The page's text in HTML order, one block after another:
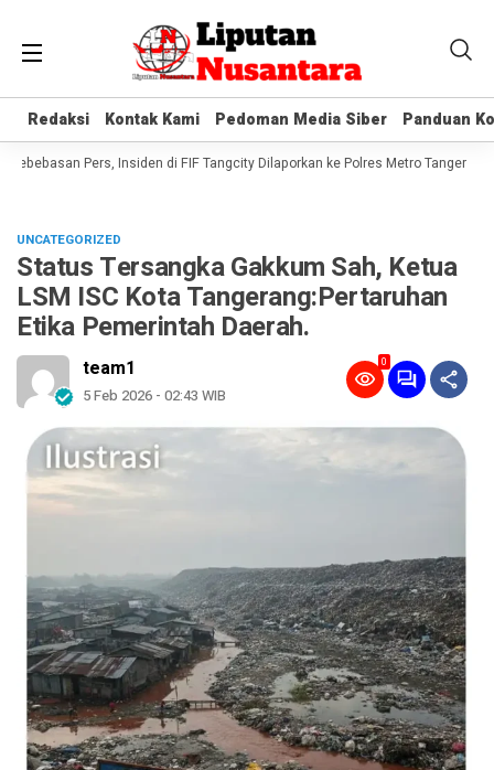
Redaksi Kontak Kami Pedoman Media Siber Panduan
Redaksi Kontak Kami Pedoman Media Siber Panduan
Pers, Insiden di FIF Tangcity Dilaporkan ke Polres Metro Tangerang
UNCATEGORIZED
Status Tersangka Gakkum Sah, Ketua
LSM ISC Kota Tangerang:Pertaruhan
Etika Pemerintah Daerah.
team1
5 Feb 2026 - 02:43 WIB
0